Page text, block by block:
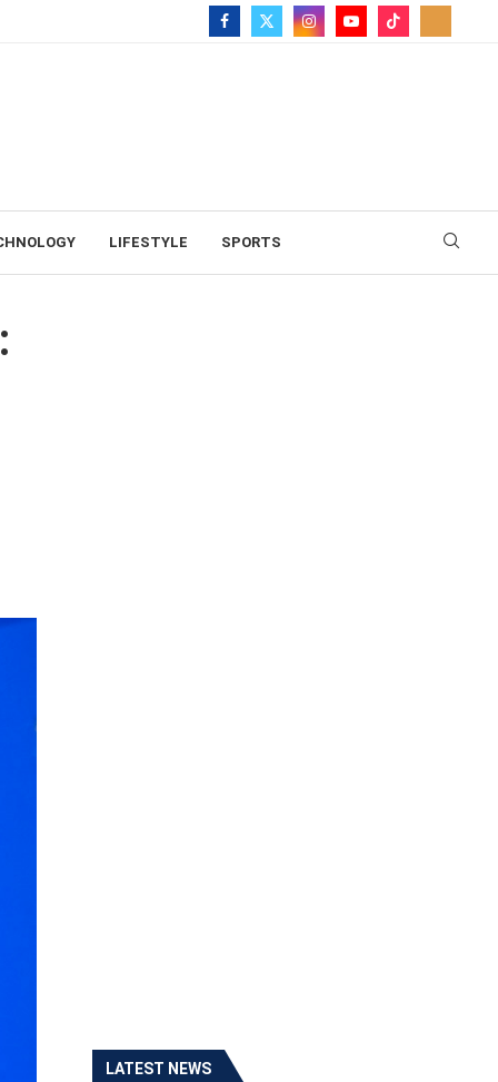
LIFESTYLE SPORTS
LATEST NEWS